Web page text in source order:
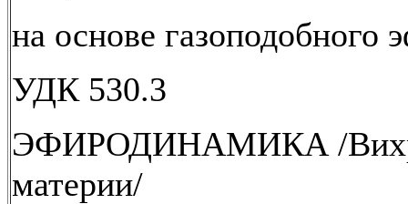
на основе газоподобного
УДК 530.3
ЭФИРОДИНАМИКА /
материи/